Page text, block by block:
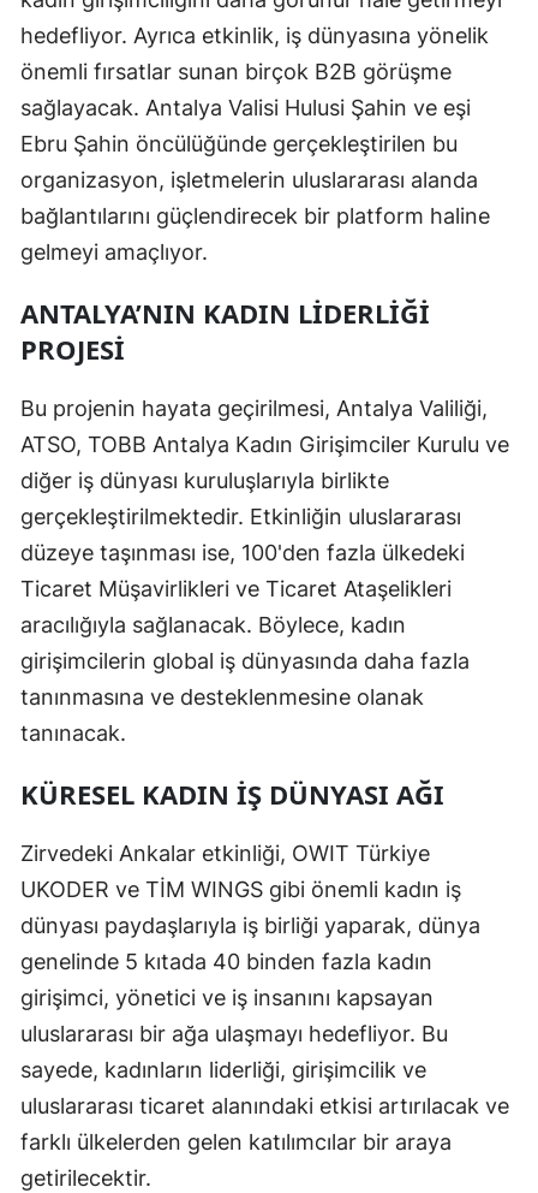
hedefliyor. Ayrıca etkinlik, iş dünyasına yönelik
önemli fırsatlar sunan birçok B2B görüşme
sağlayacak. Antalya Valisi Hulusi Şahin ve eşi
Ebru Şahin öncülüğünde gerçekleştirilen bu
organizasyon, işletmelerin uluslararası alanda
bağlantılarını güçlendirecek bir platform haline
gelmeyi amaçlıyor.
ANTALYA’NIN KADIN LIDERLIĞI
PROJESI
Bu projenin hayata geçirilmesi, Antalya Valiliği,
ATSO, TOBB Antalya Kadın Girişimciler Kurulu ve
diğer iş dünyası kuruluşlarıyla birlikte
gerçekleştirilmektedir. Etkinliğin uluslararası
düzeye taşınması ise, 100'den fazla ülkedeki
Ticaret Müşavirlikleri ve Ticaret Ataşelikleri
aracılığıyla sağlanacak. Böylece, kadın
girişimcilerin global iş dünyasında daha fazla
tanınmasına ve desteklenmesine olanak
tanınacak.
KÜRESEL KADIN İŞ DÜNYASI AĞI
Zirvedeki Ankalar etkinliği, OWIT Türkiye
UKODER ve TİM WINGS gibi önemli kadın iş
dünyası paydaşlarıyla iş birliği yaparak, dünya
genelinde 5 kıtada 40 binden fazla kadın
girişimci, yönetici ve iş insanını kapsayan
uluslararası bir ağa ulaşmayı hedefliyor. Bu
sayede, kadınların liderliği, girişimcilik ve
uluslararası ticaret alanındaki etkisi artırılacak ve
farklı ülkelerden gelen katılımcılar bir araya
getirilecektir.